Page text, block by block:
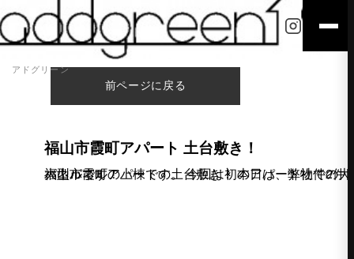
アドグリーン
前ページに戻る
福山市霞町アパート 土台敷き！
福山市霞町アパートの土台敷き！ 本日は、弊社で2件目の大型パネルの上棟です。 今回は初のアパート物件の大型パネルです！